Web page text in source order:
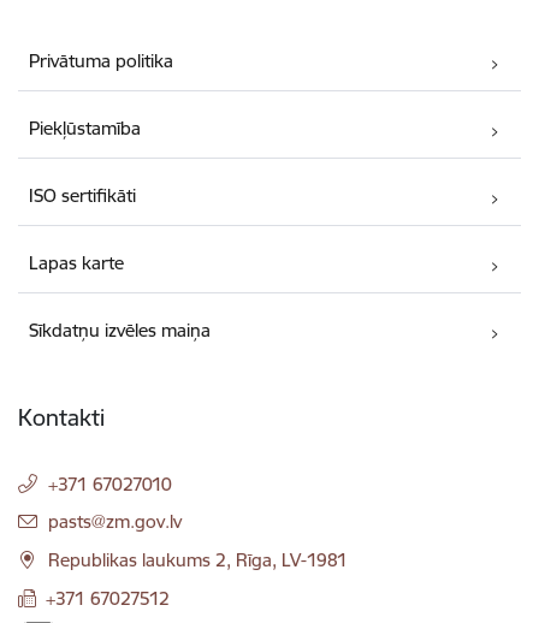
Privātuma politika
Piekļūstamība
ISO sertifikāti
Lapas karte
Sīkdatņu izvēles maiņa
Kontakti
+371 67027010
E-pasts:
pasts@zm.gov.lv
Republikas laukums 2, Rīga, LV-1981
+371 67027512